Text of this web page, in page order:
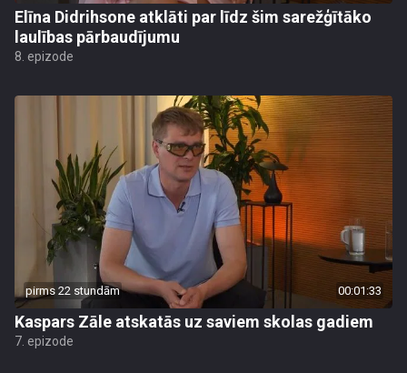
Elīna Didrihsone atklāti par līdz šim sarežģītāko
laulības pārbaudījumu
8. epizode
pirms 22 stundām 00:01:33
Kaspars Zāle atskatās uz saviem skolas gadiem
7. epizode